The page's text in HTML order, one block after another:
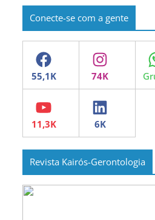
Conecte-se com a gente
Facebook Instagram
YouTube LinkedIn
Revista Kairós-Gerontologia